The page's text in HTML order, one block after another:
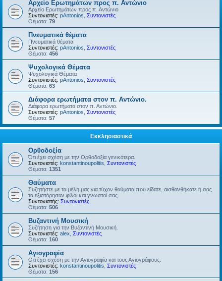
Αρχείο Ερωτημάτων προς π. Αντώνιο
Αρχείο Ερωτημάτων προς π. Αντώνιο
Συντονιστές: pAntonios Συντονιστές
Θέματα: 79
Πνευματικά θέματα
Πνευματικά θέματα
Συντονιστές: pAntonios Συντονιστές
Θέματα: 456
Ψυχολογικά Θέματα
Ψυχολογικά Θέματα
Συντονιστές: pAntonios Συντονιστές
Θέματα: 63
Διάφορα ερωτήματα στον π. Αντώνιο.
Διάφορα ερωτήματα στον π. Αντώνιο.
Συντονιστές: pAntonios Συντονιστές
Θέματα: 57
Εκκλησιαστικά
Ορθοδοξία
Ότι έχει σχέση με την Ορθοδοξία γενικότερα.
Συντονιστές: konstantinoupolitis Συντονιστές
Θέματα: 1351
Θαύματα
Συζητήστε με τα μέλη μας για τύχον θαύματα που είδατε, αισθανθήκατε ή σας
τα εξιστόρησαν φίλοι και γνωστοί σας.
Συντονιστής: Συντονιστές
Θέματα: 506
Βυζαντινή Μουσική
Συζήτηση για την Βυζαντινή Μουσική.
Συντονιστές: alex Συντονιστές
Θέματα: 160
Αγιογραφία
Οτι έχει σχέση με την Αγιογραφία και τους Αγιογράφους.
Συντονιστές: konstantinoupolitis Συντονιστές
Θέματα: 156